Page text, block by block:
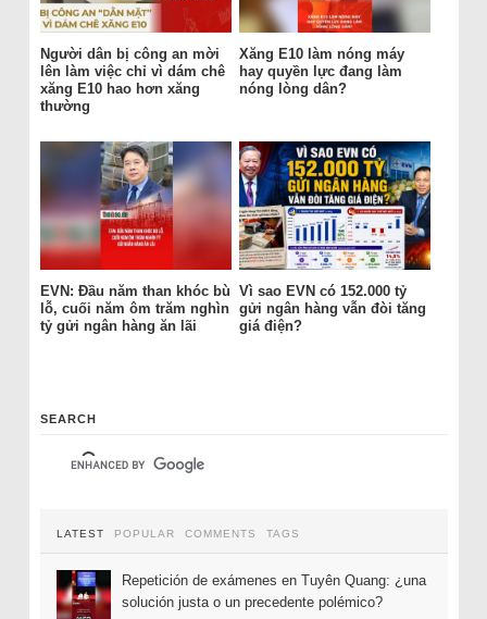
Người dân bị công an mời
lên làm việc chỉ vì dám chê
xăng E10 hao hơn xăng
thường
Xăng E10 làm nóng máy
hay quyền lực đang làm
nóng lòng dân?
EVN: Đầu năm than khóc bù
lỗ, cuối năm ôm trăm nghìn
tỷ gửi ngân hàng ăn lãi
Vì sao EVN có 152.000 tỷ
gửi ngân hàng vẫn đòi tăng
giá điện?
SEARCH
LATEST POPULAR COMMENTS TAGS
Repetición de exámenes en Tuyên Quang: ¿una
solución justa o un precedente polémico?